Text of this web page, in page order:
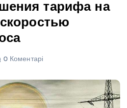
тарифа на
0 Коментарі